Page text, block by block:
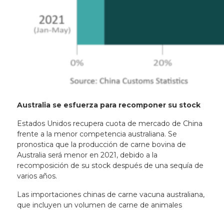
Australia se esfuerza para recomponer su stock
Estados Unidos recupera cuota de mercado de China
frente a la menor competencia australiana. Se
pronostica que la producción de carne bovina de
Australia será menor en 2021, debido a la
recomposición de su stock después de una sequía de
varios años.
Las importaciones chinas de carne vacuna australiana,
que incluyen un volumen de carne de animales